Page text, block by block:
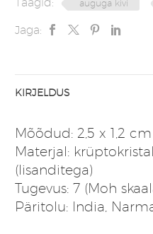
auguga kivi
Jaga:
KIRJELDUS
Mõõdud: 2,5 x 1,2
Materjal:
(lisanditega)
Tugevus: 7 (Moh
Päritolu: India,